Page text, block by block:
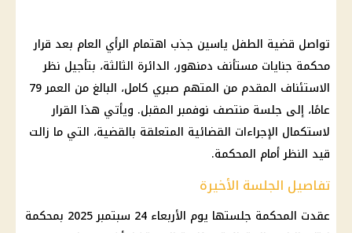
تواصل قضية الطفل ياسين جذب اهتمام الرأي العام بعد قرار
محكمة جنايات مستأنف دمنهور، الدائرة الثالثة، بتأجيل نظر
الاستئناف المقدم من المتهم صبري كامل، البالغ من العمر 79
عامًا، إلى جلسة منتصف نوفمبر المقبل. ويأتي هذا القرار
لاستكمال الإجراءات القضائية المتعلقة بالقضية، التي ما زالت
قيد النظر أمام المحكمة.
تفاصيل الجلسة الأخيرة
عقدت المحكمة جلستها يوم الأربعاء 24 سبتمبر 2025 بمحكمة